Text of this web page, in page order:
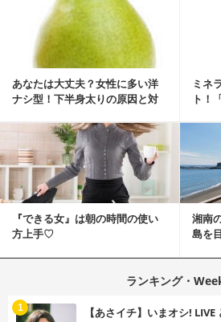
あなたは大丈夫？女性に多い洋
ナシ型！下半身太りの原因と対
ミネ
ト！
『できる女』は朝の時間の使い
方上手♡
湘南
島を
ランキング・
【あさイチ】いまオシ!
1